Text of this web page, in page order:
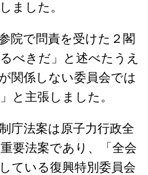
ました。
院で問責を受けた２閣
べきだ」と述べたうえ
関係しない委員会では
と主張しました。
庁法案は原子力行政全
要法案であり、「全会
ている復興特別委員会